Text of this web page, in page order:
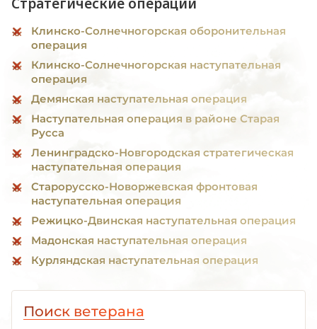
Клинско-Солнечногорская оборонительная
операция
Клинско-Солнечногорская наступательная
операция
Демянская наступательная операция
Наступательная операция в районе Старая
Русса
Ленинградско-Новгородская стратегическая
наступательная операция
Старорусско-Новоржевская фронтовая
наступательная операция
Режицко-Двинская наступательная операция
Мадонская наступательная операция
Курляндская наступательная операция
Поиск ветерана